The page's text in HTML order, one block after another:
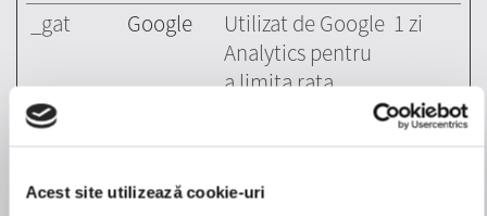
Acest site utilizează cookie-uri
_gat Google
Utilizat de Google
Analytics pentru
a limita rata
1 zi
unic care este